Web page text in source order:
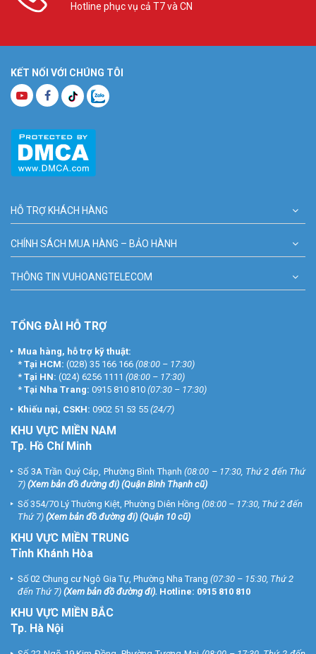
Hotline phục vụ cả T7 và CN
KẾT NỐI VỚI CHÚNG TÔI
HỖ TRỢ KHÁCH HÀNG
CHÍNH SÁCH MUA HÀNG – BẢO HÀNH
THÔNG TIN VUHOANGTELECOM
TỔNG ĐÀI HỖ TRỢ
Mua hàng, hỗ trợ kỹ thuật:
* Tại HCM: (028) 35 166 166 (08:00 – 17:30)
* Tại HN: (024) 6256 1111 (08:00 – 17:30)
* Tại Nha Trang: 0915 810 810 (07:30 – 17:30)
Khiếu nại, CSKH: 0902 51 53 55 (24/7)
KHU VỰC MIỀN NAM
Tp. Hồ Chí Minh
Số 3A Trần Quý Cáp, Phường Bình Thạnh (08:00 – 17:30, Thứ 2 đến Thứ
7) (Xem bản đồ đường đi) (Quận Bình Thạnh cũ)
Số 354/70 Lý Thường Kiệt, Phường Diên Hồng (08:00 – 17:30, Thứ 2 đến
Thứ 7) (Xem bản đồ đường đi) (Quận 10 cũ)
KHU VỰC MIỀN TRUNG
Tỉnh Khánh Hòa
Số 02 Chung cư Ngô Gia Tự, Phường Nha Trang (07:30 – 15:30, Thứ 2
đến Thứ 7) (Xem bản đồ đường đi). Hotline: 0915 810 810
KHU VỰC MIỀN BẮC
Tp. Hà Nội